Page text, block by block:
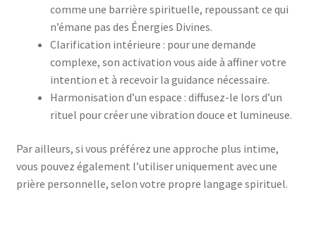
comme une barrière spirituelle, repoussant ce qui
n’émane pas des Énergies Divines.
Clarification intérieure : pour une demande
complexe, son activation vous aide à affiner votre
intention et à recevoir la guidance nécessaire.
Harmonisation d’un espace : diffusez-le lors d’un
rituel pour créer une vibration douce et lumineuse.
Par ailleurs, si vous préférez une approche plus intime,
vous pouvez également l’utiliser uniquement avec une
prière personnelle, selon votre propre langage spirituel.